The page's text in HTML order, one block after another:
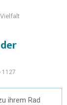
1127
ihrem Rad